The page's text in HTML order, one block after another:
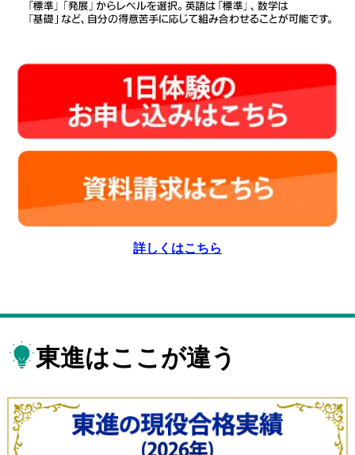
詳しくはこちら
東進はここが違う